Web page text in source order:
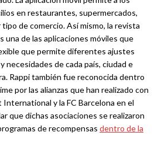
en restaurantes, supermercados,
de comercio. Así mismo, la revista
una de las aplicaciones móviles que
que permite diferentes ajustes
necesidades de cada país, ciudad e
Rappi también fue reconocida dentro
por las alianzas que han realizado con
y la FC Barcelona en el
que dichas asociaciones se realizaron
de recompensas dentro de la